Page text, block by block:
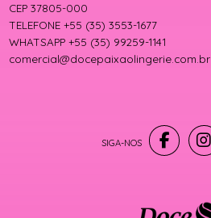
CEP 37805-000
TELEFONE +55 (35) 3553-1677
WHATSAPP +55 (35) 99259-1141
comercial@docepaixaolingerie.com.br